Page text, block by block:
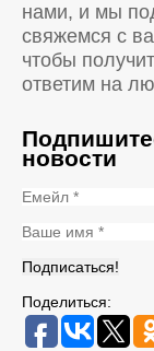
нами, и мы
свяжемся с
чтобы
ответим на
новости
Поделиться: